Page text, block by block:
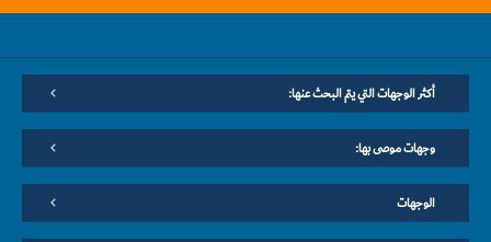
أكثر الوجهات التي يتم البحث عنها:
وجهات موصى بها:
الوجهات